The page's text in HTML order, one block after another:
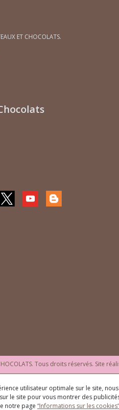
ET CHOCOLATS.
Tous droits réservés. Site
utilisateur optimale sur le site,
le site pour vous montrer des
notre page “Informations sur les cookies”